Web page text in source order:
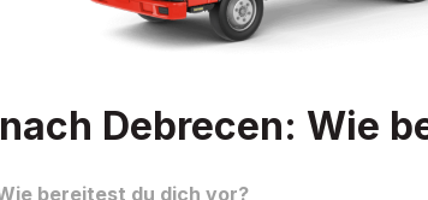
Debrecen: Wie
bereitest du dich vor?